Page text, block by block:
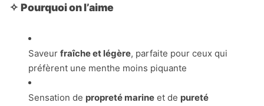
✧ Pourquoi on l’aime
Saveur fraîche et légère, parfaite pour ceux qui
préfèrent une menthe moins piquante
Sensation de propreté marine et de pureté